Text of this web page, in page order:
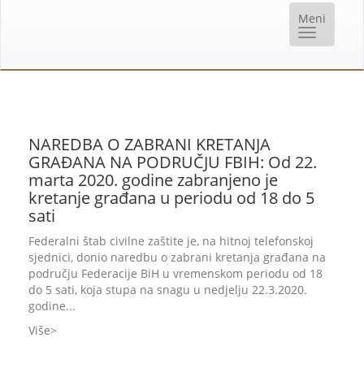
NAREDBA O ZABRANI KRETANJA
GRAĐANA NA PODRUČJU FBIH: Od 22.
marta 2020. godine zabranjeno je
kretanje građana u periodu od 18 do 5
sati
Federalni štab civilne zaštite je, na hitnoj telefonskoj
sjednici, donio naredbu o zabrani kretanja građana na
području Federacije BiH u vremenskom periodu od 18
do 5 sati, koja stupa na snagu u nedjelju 22.3.2020.
godine...
Više